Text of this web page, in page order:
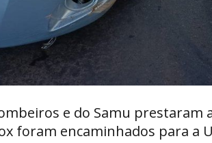
e do Samu prestaram
foram encaminhados para a